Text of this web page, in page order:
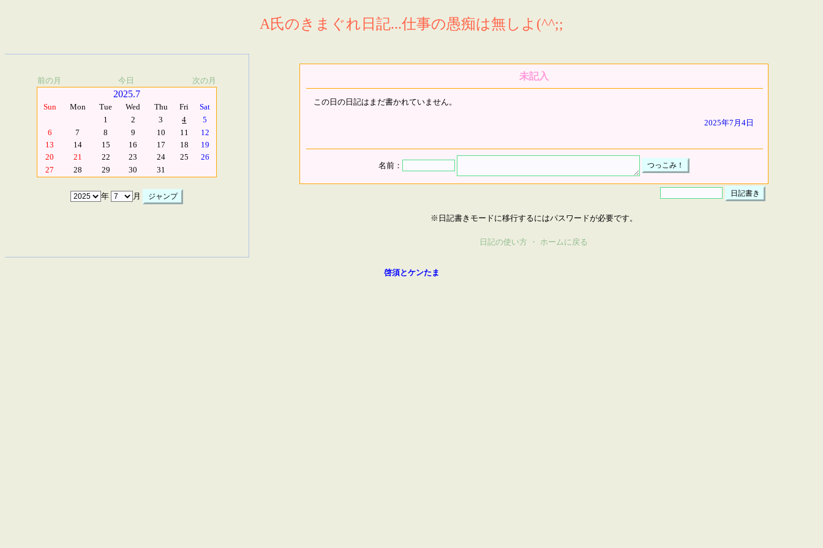
A氏のきまぐれ日記...仕事の愚痴は無しよ(^^;;
前の月 今日 次の月
2025.7
Sun Mon Tue Wed Thu Fri
Sat
1
2 3 4
5
6
7 8 9 10 11
12
13
14 15 16 17 18
19
20
21 22 23 24 25
26
27
28 29 30 31
年 月
未記入
この日の日記はまだ書かれていません。
2025年7月4日
名前：
※日記書きモードに移行するにはパスワードが必要です。
日記の使い方 ・ ホームに戻る
啓須とケンたま